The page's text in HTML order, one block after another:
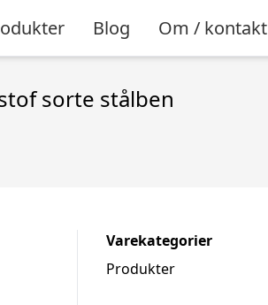
Blog Om / kontakt
sorte stålben
Varekategorier
Produkter